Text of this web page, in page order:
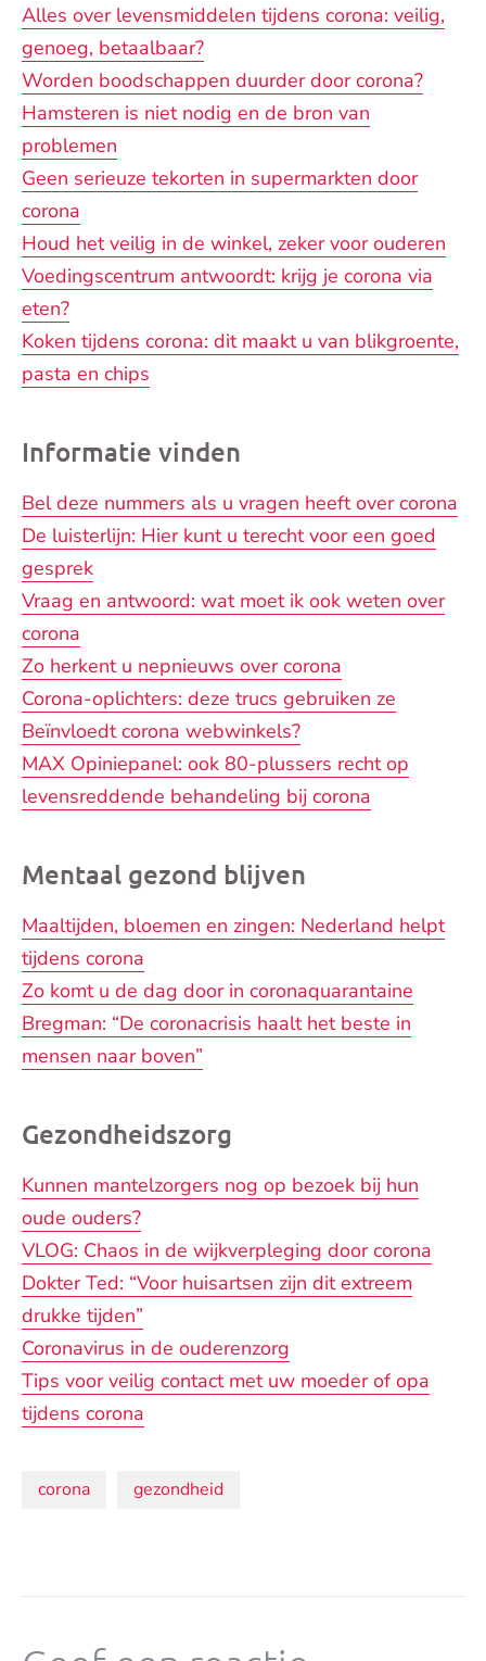
Alles over levensmiddelen tijdens corona: veilig,
genoeg, betaalbaar?
Worden boodschappen duurder door corona?
Hamsteren is niet nodig en de bron van
problemen
Geen serieuze tekorten in supermarkten door
corona
Houd het veilig in de winkel, zeker voor ouderen
Voedingscentrum antwoordt: krijg je corona via
eten?
Koken tijdens corona: dit maakt u van blikgroente,
pasta en chips
Informatie vinden
Bel deze nummers als u vragen heeft over corona
De luisterlijn: Hier kunt u terecht voor een goed
gesprek
Vraag en antwoord: wat moet ik ook weten over
corona
Zo herkent u nepnieuws over corona
Corona-oplichters: deze trucs gebruiken ze
Beïnvloedt corona webwinkels?
MAX Opiniepanel: ook 80-plussers recht op
levensreddende behandeling bij corona
Mentaal gezond blijven
Maaltijden, bloemen en zingen: Nederland helpt
tijdens corona
Zo komt u de dag door in coronaquarantaine
Bregman: “De coronacrisis haalt het beste in
mensen naar boven”
Gezondheidszorg
Kunnen mantelzorgers nog op bezoek bij hun
oude ouders?
VLOG: Chaos in de wijkverpleging door corona
Dokter Ted: “Voor huisartsen zijn dit extreem
drukke tijden”
Coronavirus in de ouderenzorg
Tips voor veilig contact met uw moeder of opa
tijdens corona
Onderwerpen:
corona gezondheid